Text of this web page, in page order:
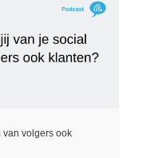
van volgers ook